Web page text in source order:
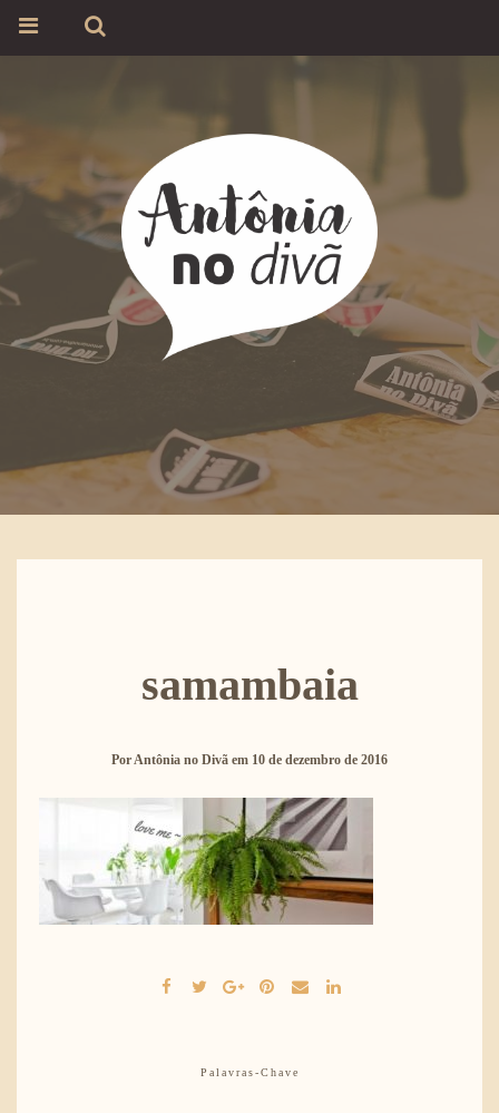
samambaia
PorAntônia no Divã em 10 de dezembro de 2016
Palavras-Chave